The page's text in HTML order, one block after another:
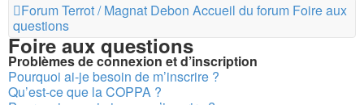
Forum Terrot / Magnat Debon Accueil du forum Foire aux
questions
Foire aux questions
Problèmes de connexion et d’inscription
Pourquoi ai-je besoin de m’inscrire ?
Qu’est-ce que la COPPA ?